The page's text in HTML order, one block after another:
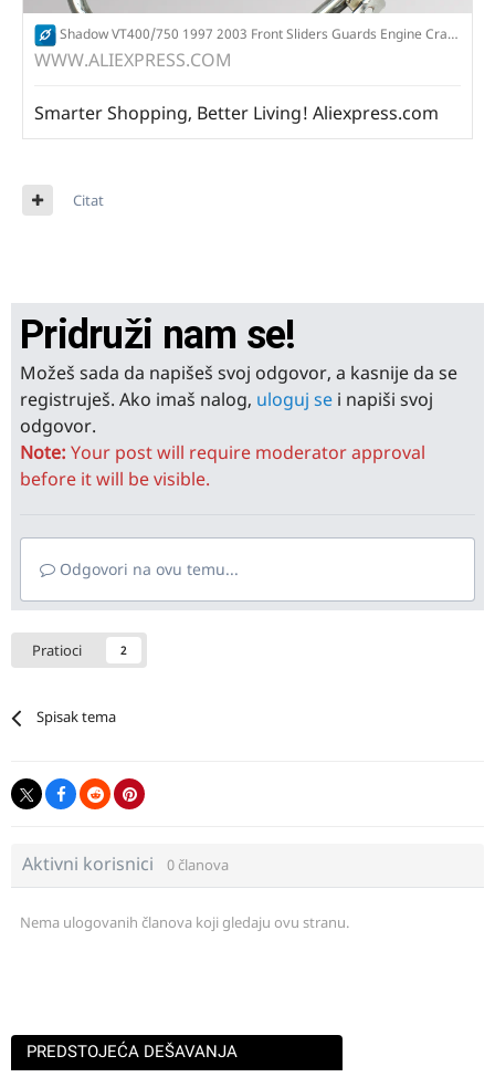
Shadow VT400/750 1997 2003 Front Sliders Guards Engine Crash Bungs Protectors Motorcycle Side Safety Bumper-in Falling Protection from Automobiles & Motorcycles on AliExpress
WWW.ALIEXPRESS.COM
Smarter Shopping, Better Living! Aliexpress.com
Citat
Pridruži nam se!
Možeš sada da napišeš svoj odgovor, a kasnije da se
registruješ. Ako imaš nalog, uloguj se i napiši svoj
odgovor.
Note: Your post will require moderator approval
before it will be visible.
Odgovori na ovu temu...
Pratioci 2
Spisak tema
Aktivni korisnici 0 članova
Nema ulogovanih članova koji gledaju ovu stranu.
PREDSTOJEĆA DEŠAVANJA